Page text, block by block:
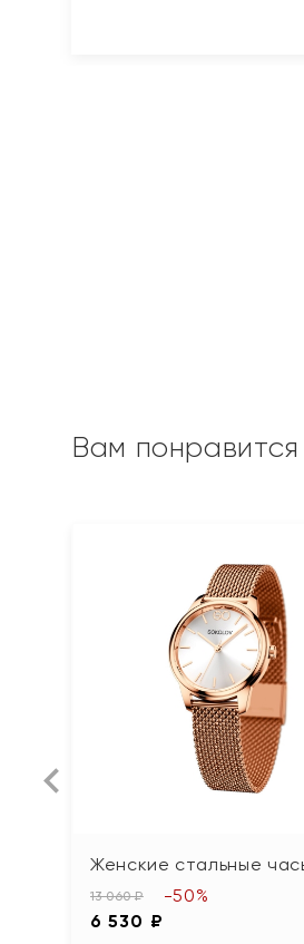
Вам понравится
Женские стальные
13 060 ₽
6 530 ₽
-50%